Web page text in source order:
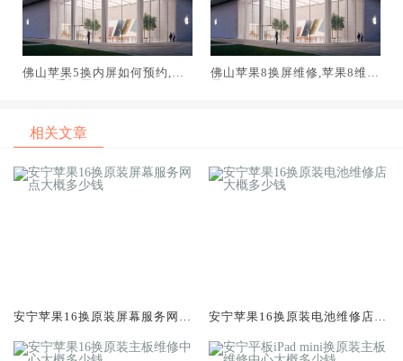
佛山苹果5换内屏如何预约,苹
佛山苹果8换屏维修,苹果8维修
相关文章
安宁苹果16换原装屏幕服务网点
安宁苹果16换原装电池维修店大